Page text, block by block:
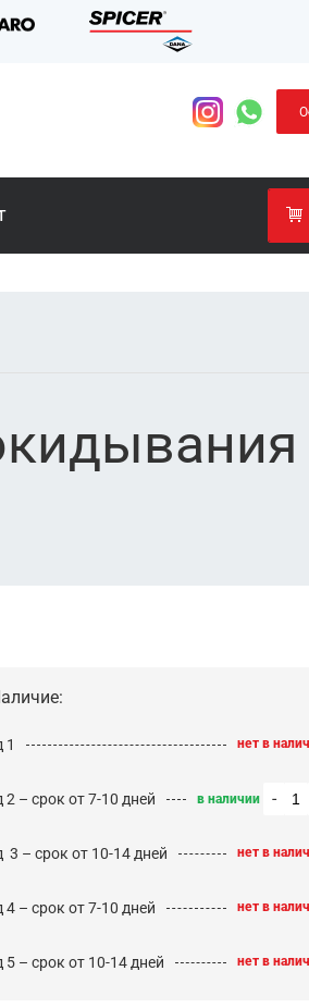
1 нет в
2 – срок от 7-10 дней в наличии -
3 – срок от 10-14 дней нет в
4 – срок от 7-10 дней нет в
5 – срок от 10-14 дней нет в